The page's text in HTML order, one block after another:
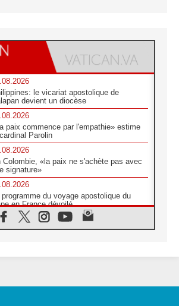
le vicariat apostolique de
devient un diocèse
paix commence par l'empathie» estime
Parolin
Colombie, «la paix ne s'achète pas avec
signature»
programme du voyage apostolique du
en France dévoilé
Conférence continentale sur l'éducation